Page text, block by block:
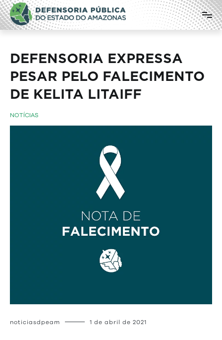
Pular
para
o
conteúdo
Defensoria Pública do Estado do
Amazonas
DEFENSORIA EXPRESSA
PESAR PELO FALECIMENTO
DE KELITA LITAIFF
NOTÍCIAS
noticiasdpeam 1 de abril de 2021